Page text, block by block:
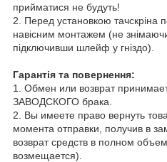
прийматися не будуть!
2. Перед установкою тачскріна
навісним монтажем (не
підключивши шлейф у гніздо).
Гарантія та повернення:
1. Обмен или возврат
ЗАВОДСКОГО брака.
2. Вы имеете право вернуть
момента отправки, получив в
возврат средств в полном
возмещается).